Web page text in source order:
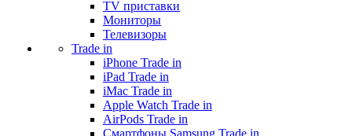
TV приставки
Мониторы
Телевизоры
Trade in
iPhone Trade in
iPad Trade in
iMac Trade in
Apple Watch Trade in
AirPods Trade in